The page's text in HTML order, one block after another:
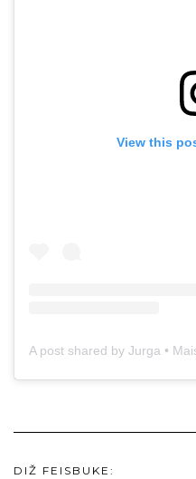
View this
DIŽ FEISBUKE: